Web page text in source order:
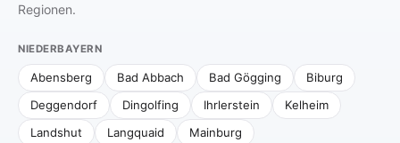
Regionen.
NIEDERBAYERN
Abensberg Bad Abbach Bad Gögging
Biburg
Deggendorf
Dingolfing Ihrlerstein
Kelheim
Landshut
Langquaid
Mainburg